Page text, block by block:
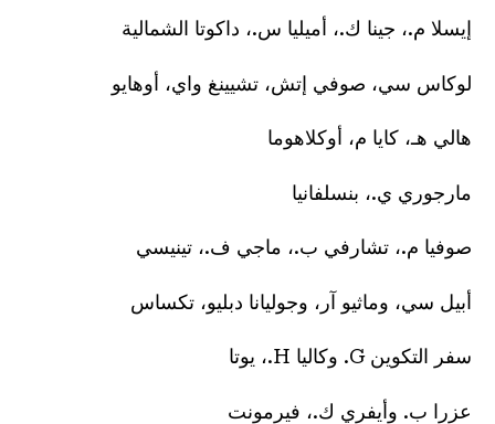
إيسلا م.، جينا ك.، أميليا س.، داكوتا الشمالية
لوكاس سي، صوفي إتش، تشيينغ واي، أوهايو
هالي هـ، كايا م، أوكلاهوما
مارجوري ي.، بنسلفانيا
صوفيا م.، تشارفي ب.، ماجي ف.، تينيسي
أبيل سي، وماثيو آر، وجوليانا دبليو، تكساس
سفر التكوين G. وكاليا H.، يوتا
عزرا ب. وأيفري ك.، فيرمونت